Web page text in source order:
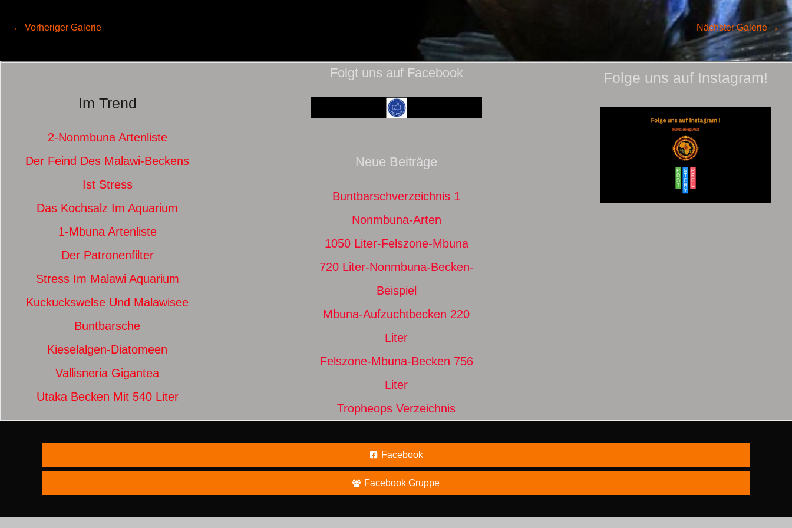
← Vorheriger Galerie Nächster Galerie →
Im Trend
2-Nonmbuna Artenliste
Der Feind Des Malawi-Beckens
Ist Stress
Das Kochsalz Im Aquarium
1-Mbuna Artenliste
Der Patronenfilter
Stress Im Malawi Aquarium
Kuckuckswelse Und Malawisee
Buntbarsche
Kieselalgen-Diatomeen
Vallisneria Gigantea
Utaka Becken Mit 540 Liter
Folgt uns auf Facebook
Neue Beiträge
Buntbarschverzeichnis 1
Nonmbuna-Arten
1050 Liter-Felszone-Mbuna
720 Liter-Nonmbuna-Becken-
Beispiel
Mbuna-Aufzuchtbecken 220
Liter
Felszone-Mbuna-Becken 756
Liter
Tropheops Verzeichnis
Folge uns auf Instagram!
Facebook
Facebook Gruppe